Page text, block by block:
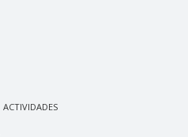
ACTIVIDADES